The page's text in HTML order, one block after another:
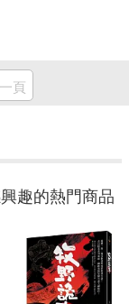
頁
趣的熱門商品